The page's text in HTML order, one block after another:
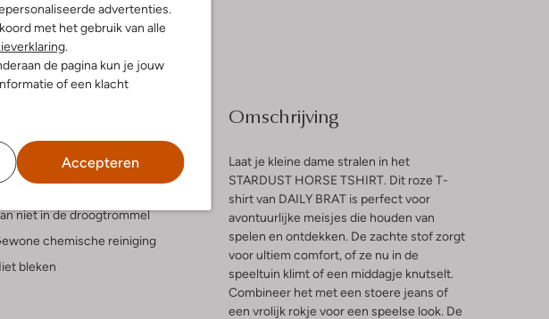
advertenties.
met het gebruik van alle
.
de pagina kun je jouw
of een klacht
Accepteren
Beperkt wassen op 30 °C
niet in de droogtrommel
chemische reiniging
bleken
Omschrijving
Laat je kleine dame stralen in het
STARDUST HORSE TSHIRT. Dit roze T-
shirt van DAILY BRAT is perfect voor
avontuurlijke meisjes die houden van
spelen en ontdekken. De zachte stof zorgt
voor ultiem comfort, of ze nu in de
speeltuin klimt of een middagje knutselt.
Combineer het met een stoere jeans of
een vrolijk rokje voor een speelse look. De